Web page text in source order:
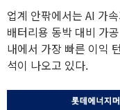
업계 안팎에서는 AI 가
배터리용 동박 대비 가
내에서 가장 빠른 이익
석이 나오고 있다.